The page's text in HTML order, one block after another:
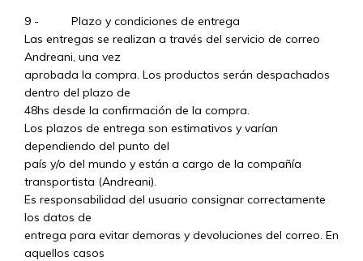
9 - Plazo y condiciones de entrega
Las entregas se realizan a través del servicio de correo
Andreani, una vez
aprobada la compra. Los productos serán despachados
dentro del plazo de
48hs desde la confirmación de la compra.
Los plazos de entrega son estimativos y varían
dependiendo del punto del
país y/o del mundo y están a cargo de la compañía
transportista (Andreani).
Es responsabilidad del usuario consignar correctamente
los datos de
entrega para evitar demoras y devoluciones del correo. En
aquellos casos